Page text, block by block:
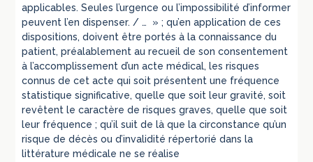
applicables. Seules l’urgence ou l’impossibilité d’informer
peuvent l’en dispenser. / … » ; qu’en application de ces
dispositions, doivent être portés à la connaissance du
patient, préalablement au recueil de son consentement
à l’accomplissement d’un acte médical, les risques
connus de cet acte qui soit présentent une fréquence
statistique significative, quelle que soit leur gravité, soit
revêtent le caractère de risques graves, quelle que soit
leur fréquence ; qu’il suit de là que la circonstance qu’un
risque de décès ou d’invalidité répertorié dans la
littérature médicale ne se réalise